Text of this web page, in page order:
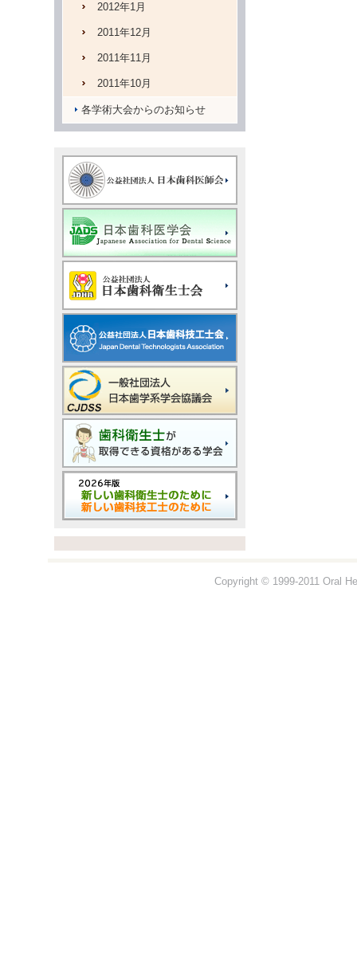
2012年1月
2011年12月
2011年11月
2011年10月
各学術大会からのお知らせ
Copyright © 1999-2011 Oral